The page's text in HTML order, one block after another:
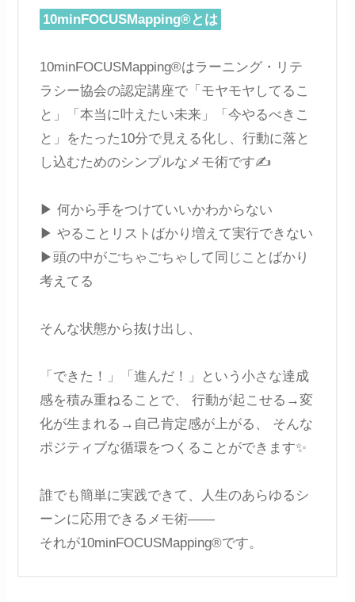
10minFOCUSMapping®とは
10minFOCUSMapping®はラーニング・リテ
ラシー協会の認定講座で「モヤモヤしてるこ
と」「本当に叶えたい未来」「今やるべきこ
と」をたった10分で見える化し、行動に落と
し込むためのシンプルなメモ術です✍️
▶︎ 何から手をつけていいかわからない
▶︎ やることリストばかり増えて実行できない
▶︎頭の中がごちゃごちゃして同じことばかり
考えてる
そんな状態から抜け出し、
「できた！」「進んだ！」という小さな達成
感を積み重ねることで、 行動が起こせる→変
化が生まれる→自己肯定感が上がる、 そんな
ポジティブな循環をつくることができます✨
誰でも簡単に実践できて、人生のあらゆるシ
ーンに応用できるメモ術――
それが10minFOCUSMapping®です。